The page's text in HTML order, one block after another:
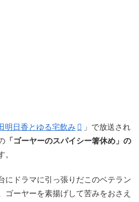
明日香とゆる宅飲み
」で放送され
「ゴーヤーのスパイシー箸休め」の
。
にドラマに引っ張りだこのベテラン
ゴーヤーを素揚げして苦みをおさえ